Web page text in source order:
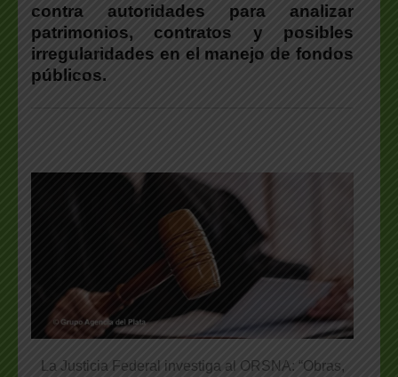
contra autoridades para analizar
patrimonios, contratos y posibles
irregularidades en el manejo de fondos
públicos.
La Justicia Federal investiga al ORSNA: “Obras,